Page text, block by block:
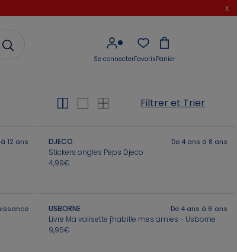
x
Se connecter Panier
Favoris
Filtrer et Trier
12 ans DJECO De 4 ans à 8 ans
Stickers ongles Peps Djeco
4,99€
USBORNE De 4 ans à 6 ans
Livre Ma valisette j'habille mes amies - Usborne
9,95€